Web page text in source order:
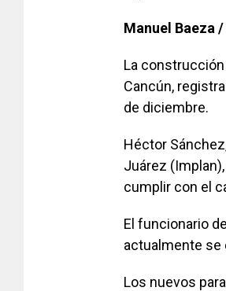
Manuel Baeza /
La
Cancún,
de diciembre.
Héctor
Juárez
cumplir con el
El funcionario
actualmente se
Los nuevos